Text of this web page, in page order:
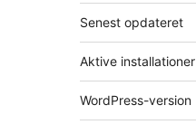
Senest opdateret
Aktive installationer
WordPress-version